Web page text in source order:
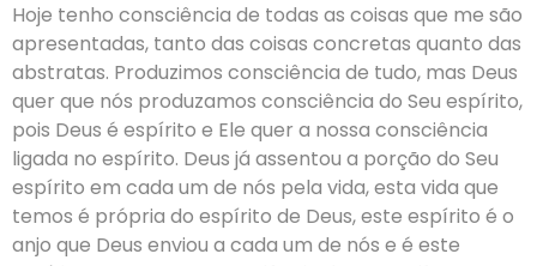
Hoje tenho consciência de todas as coisas que me são
apresentadas, tanto das coisas concretas quanto das
abstratas. Produzimos consciência de tudo, mas Deus
quer que nós produzamos consciência do Seu espírito,
pois Deus é espírito e Ele quer a nossa consciência
ligada no espírito. Deus já assentou a porção do Seu
espírito em cada um de nós pela vida, esta vida que
temos é própria do espírito de Deus, este espírito é o
anjo que Deus enviou a cada um de nós e é este